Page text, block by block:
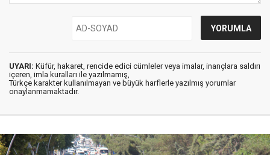
UYARI: Küfür, hakaret, rencide edici cümleler veya imalar, inançlara saldırı
içeren, imla kuralları ile yazılmamış,
Türkçe karakter kullanılmayan ve büyük harflerle yazılmış yorumlar
onaylanmamaktadır.